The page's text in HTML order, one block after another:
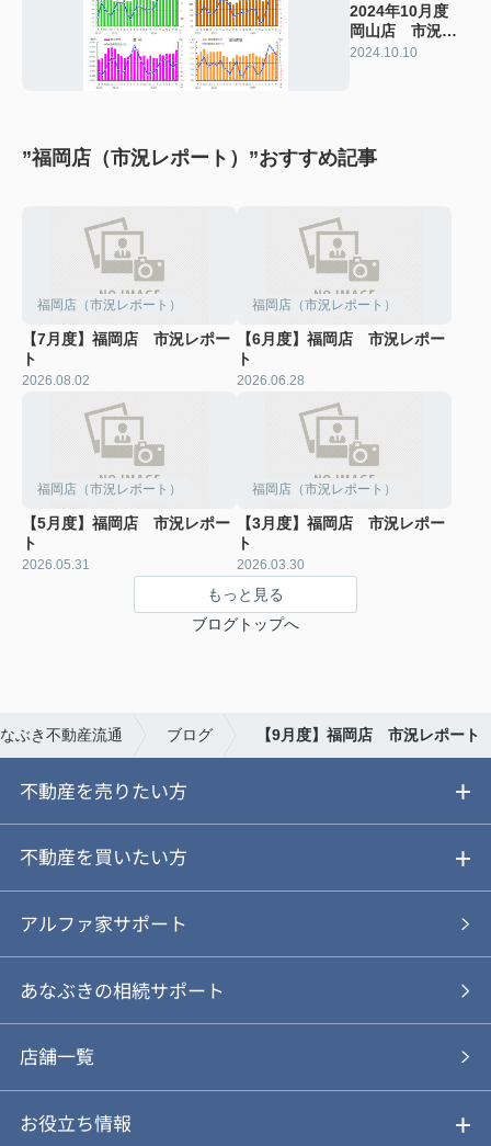
2024年10月度
岡山店 市況レ
ポート
2024.10.10
”福岡店（市況レポート）”おすすめ記事
福岡店（市況レポート）
【7月度】福岡店 市況レポー
ト
2026.08.02
福岡店（市況レポート）
【6月度】福岡店 市況レポー
ト
2026.06.28
福岡店（市況レポート）
【5月度】福岡店 市況レポー
ト
2026.05.31
福岡店（市況レポート）
【3月度】福岡店 市況レポー
ト
2026.03.30
もっと見る
ブログトップへ
ぶき不動産流通 ブログ 【9月度】福岡店 市況レポート
不動産を売りたい方
ご売却ガイド
ご売却の流れ
あなぶきの仲介
あなぶきの買取
仲介と買取のメリット・デメリット
不動産を買いたい方
ご購入ガイド
物件を探す
購入の流れ
購入前も後も安心サポート
アルファ家サポート
あなぶきの相続サポート
店舗一覧
お役立ち情報